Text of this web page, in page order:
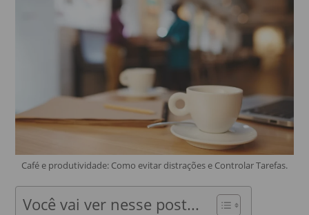
Café e produtividade: Como evitar distrações e Controlar Tarefas.
Você vai ver nesse post...